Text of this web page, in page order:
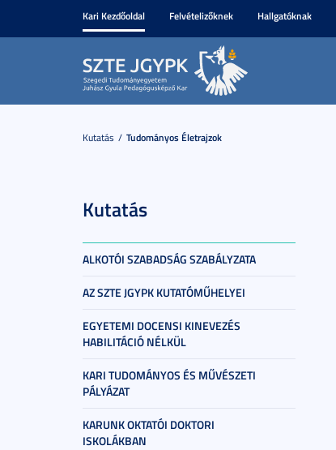
Kari Kezdőoldal Felvételizőknek Hallgatóknak
Kutatás Tudományos Életrajzok
Kutatás
ALKOTÓI SZABADSÁG SZABÁLYZATA
AZ SZTE JGYPK KUTATÓMŰHELYEI
EGYETEMI DOCENSI KINEVEZÉS
HABILITÁCIÓ NÉLKÜL
KARI TUDOMÁNYOS ÉS MŰVÉSZETI
PÁLYÁZAT
KARUNK OKTATÓI DOKTORI
ISKOLÁKBAN